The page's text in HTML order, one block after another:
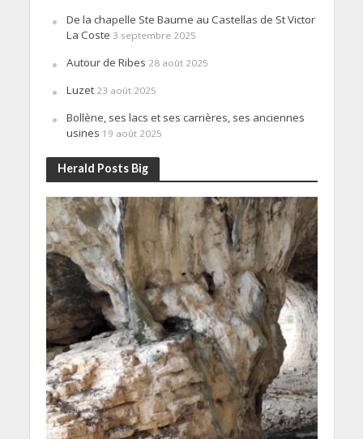
De la chapelle Ste Baume au Castellas de St Victor
La Coste 3 septembre 2025
Autour de Ribes 28 août 2025
Luzet 23 août 2025
Bollène, ses lacs et ses carrières, ses anciennes
usines 19 août 2025
Herald Posts Big